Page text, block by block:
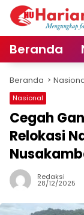
Langsung
Beranda
Beranda
Nasional
Cegah
Relokasi
Redaksi
28/12/2025